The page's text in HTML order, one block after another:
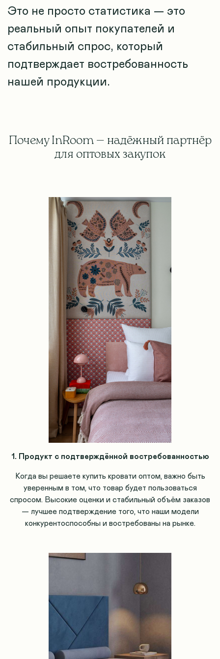
Это не просто статистика — это
реальный опыт покупателей и
стабильный спрос, который
подтверждает востребованность
нашей продукции.
Почему InRoom — надёжный партнёр
для оптовых закупок
1. Продукт с подтверждённой востребованностью
Когда вы решаете купить кровати оптом, важно быть
уверенным в том, что товар будет пользоваться
спросом. Высокие оценки и стабильный объём заказов
— лучшее подтверждение того, что наши модели
конкурентоспособны и востребованы на рынке.